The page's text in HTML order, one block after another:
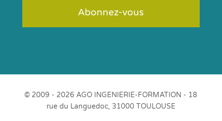
© 2009 - 2026 AGO INGENIERIE-FORMATION - 18
rue du Languedoc, 31000 TOULOUSE